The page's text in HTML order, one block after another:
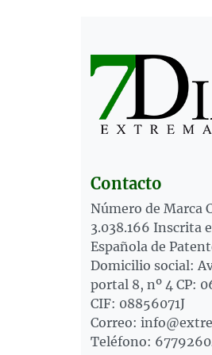
Contacto
Número de Marca
3.038.166 Inscrita
Española de
Domicilio social:
portal 8, nº 4 CP:
CIF: 08856071J
Correo:
Teléfono: